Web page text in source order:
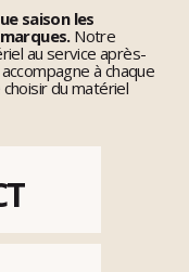
saison les
Notre
au service après-
à chaque
du matériel